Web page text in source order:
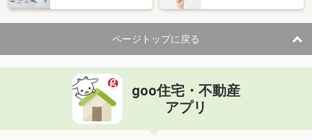
ページトップに戻る
goo住宅・不動産
アプリ